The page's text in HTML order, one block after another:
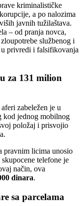
kriminalističke
a po nalozima
javnih tužilaštava.
– od pranja novca,
službenog i
privredi i falsifikovanja
za 131 milion
zabeležen je u
kod jednog mobilnog
položaj i prisvojio
pravnim licima unosio
telefone je
način, ova
dinara.
sa parcelama